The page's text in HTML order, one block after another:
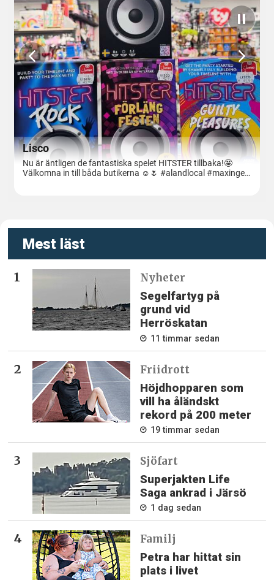
Mest läst
Nyheter
Segelfartyg på
grund vid
Herröskatan
11 timmar sedan
Friidrott
Höjdhopparen som
vill ha åländskt
rekord på 200 meter
19 timmar sedan
Sjöfart
Superjakten Life
Saga ankrad i Järsö
1 dag sedan
Familj
Petra har hittat sin
plats i livet